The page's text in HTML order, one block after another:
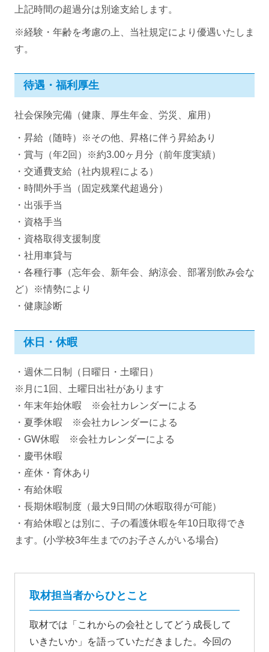
上記時間の超過分は別途支給します。
※経験・年齢を考慮の上、当社規定により優遇いたしま
す。
待遇・福利厚生
社会保険完備（健康、厚生年金、労災、雇用）
・昇給（随時）※その他、昇格に伴う昇給あり
・賞与（年2回）※約3.00ヶ月分（前年度実績）
・交通費支給（社内規程による）
・時間外手当（固定残業代超過分）
・出張手当
・資格手当
・資格取得支援制度
・社用車貸与
・各種行事（忘年会、新年会、納涼会、部署別飲み会な
ど）※情勢により
・健康診断
休日・休暇
・週休二日制（日曜日・土曜日）
※月に1回、土曜日出社があります
・年末年始休暇 ※会社カレンダーによる
・夏季休暇 ※会社カレンダーによる
・GW休暇 ※会社カレンダーによる
・慶弔休暇
・産休・育休あり
・有給休暇
・長期休暇制度（最大9日間の休暇取得が可能）
・有給休暇とは別に、子の看護休暇を年10日取得でき
ます。(小学校3年生までのお子さんがいる場合)
取材担当者からひとこと
取材では「これからの会社としてどう成長して
いきたいか」を語っていただきました。今回の